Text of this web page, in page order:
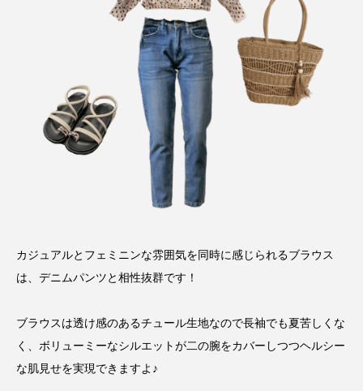
カジュアルとフェミニンな雰囲気を同時に感じられるブラウス
は、デニムパンツと相性抜群です！
ブラウスは透け感のあるチュール生地なので長袖でも夏苦しくな
く、ボリューミーなシルエットが二の腕をカバーしつつヘルシー
な肌見せを実現できますよ♪